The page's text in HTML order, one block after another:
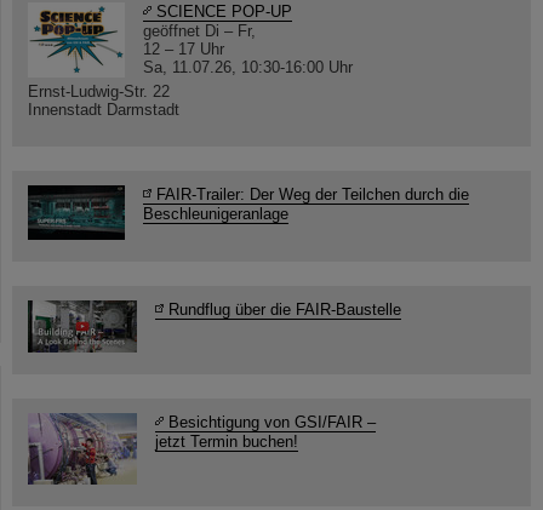
SCIENCE POP-UP
geöffnet Di – Fr,
12 – 17 Uhr
Sa, 11.07.26, 10:30-16:00 Uhr
Ernst-Ludwig-Str. 22
Innenstadt Darmstadt
FAIR-Trailer: Der Weg der Teilchen durch die
Beschleunigeranlage
Rundflug über die FAIR-Baustelle
Besichtigung von GSI/FAIR –
jetzt Termin buchen!